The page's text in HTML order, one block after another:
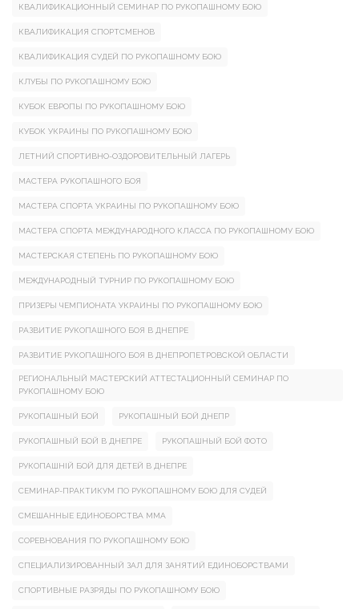
КВАЛИФИКАЦИОННЫЙ СЕМИНАР ПО РУКОПАШНОМУ БОЮ
КВАЛИФИКАЦИЯ СПОРТСМЕНОВ
КВАЛИФИКАЦИЯ СУДЕЙ ПО РУКОПАШНОМУ БОЮ
КЛУБЫ ПО РУКОПАШНОМУ БОЮ
КУБОК ЕВРОПЫ ПО РУКОПАШНОМУ БОЮ
КУБОК УКРАИНЫ ПО РУКОПАШНОМУ БОЮ
ЛЕТНИЙ СПОРТИВНО-ОЗДОРОВИТЕЛЬНЫЙ ЛАГЕРЬ
МАСТЕРА РУКОПАШНОГО БОЯ
МАСТЕРА СПОРТА УКРАИНЫ ПО РУКОПАШНОМУ БОЮ
МАСТЕРА СПОРТА МЕЖДУНАРОДНОГО КЛАССА ПО РУКОПАШНОМУ БОЮ
МАСТЕРСКАЯ СТЕПЕНЬ ПО РУКОПАШНОМУ БОЮ
МЕЖДУНАРОДНЫЙ ТУРНИР ПО РУКОПАШНОМУ БОЮ
ПРИЗЕРЫ ЧЕМПИОНАТА УКРАИНЫ ПО РУКОПАШНОМУ БОЮ
РАЗВИТИЕ РУКОПАШНОГО БОЯ В ДНЕПРЕ
РАЗВИТИЕ РУКОПАШНОГО БОЯ В ДНЕПРОПЕТРОВСКОЙ ОБЛАСТИ
РЕГИОНАЛЬНЫЙ МАСТЕРСКИЙ АТТЕСТАЦИОННЫЙ СЕМИНАР ПО
РУКОПАШНОМУ БОЮ
РУКОПАШНЫЙ БОЙ РУКОПАШНЫЙ БОЙ ДНЕПР
РУКОПАШНЫЙ БОЙ В ДНЕПРЕ РУКОПАШНЫЙ БОЙ ФОТО
РУКОПАШНІЙ БОЙ ДЛЯ ДЕТЕЙ В ДНЕПРЕ
СЕМИНАР-ПРАКТИКУМ ПО РУКОПАШНОМУ БОЮ ДЛЯ СУДЕЙ
СМЕШАННЫЕ ЕДИНОБОРСТВА ММА
СОРЕВНОВАНИЯ ПО РУКОПАШНОМУ БОЮ
СПЕЦИАЛИЗИРОВАННЫЙ ЗАЛ ДЛЯ ЗАНЯТИЙ ЕДИНОБОРСТВАМИ
СПОРТИВНЫЕ РАЗРЯДЫ ПО РУКОПАШНОМУ БОЮ